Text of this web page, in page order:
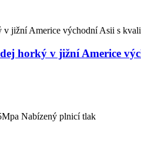
horký v jižní Americe
Nabízený plnicí tlak